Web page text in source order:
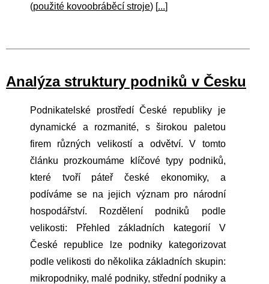
(použité kovoobráběcí stroje) [...]
Analýza struktury podniků v Česku
Podnikatelské prostředí České republiky je
dynamické a rozmanité, s širokou paletou
firem různých velikostí a odvětví. V tomto
článku prozkoumáme klíčové typy podniků,
které tvoří páteř české ekonomiky, a
podíváme se na jejich význam pro národní
hospodářství. Rozdělení podniků podle
velikosti: Přehled základních kategorií V
České republice lze podniky kategorizovat
podle velikosti do několika základních skupin:
mikropodniky, malé podniky, střední podniky a